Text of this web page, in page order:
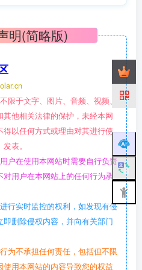
明(简略版)
限于文字、图片、音频、视频、
他相关法律的保护，未经本网
以任何方式或理由对其进行使
表。
户在使用本网站时需要自行负责
用户在本网站上的任何行为承
行实时监控的权利，如发现有侵
删除侵权内容，并向有关部门
为不承担任何责任，包括但不限
用本网站的内容导致您的权益